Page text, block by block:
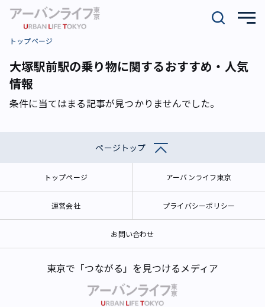
トップページ
大塚駅前駅の乗り物に関するおすすめ・人気
情報
条件に当てはまる記事が見つかりませんでした。
ページトップ
トップページ アーバンライフ東京
運営会社 プライバシーポリシー
お問い合わせ
東京で「つながる」を見つけるメディア